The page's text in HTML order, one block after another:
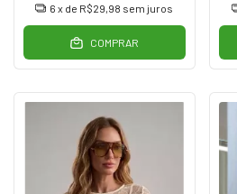
6 x de R$29,98 sem juros
COMPRAR